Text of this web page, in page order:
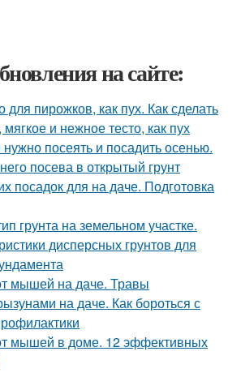
на сайте:
пирожков, как пух. Как сделать
и нежное тесто, как пух
посеять и посадить осенью.
посева в открытый грунт
посадок для на даче. Подготовка
грунта на земельном участке.
дисперсных грунтов для
мышей на даче. Травы
на даче. Как бороться с
мышей в доме. 12 эффективных